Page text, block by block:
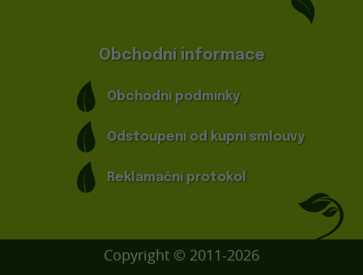
Obchodní informace
Obchodní podmínky
Odstoupení od kupní smlouvy
Reklamační protokol
Copyright © 2011-2026